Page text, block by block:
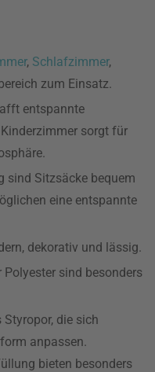
, Schlafzimmer,
zum Einsatz.
entspannte
sorgt für
sind Sitzsäcke bequem
eine entspannte
dekorativ und lässig.
sind besonders
die sich
anpassen.
bieten besonders